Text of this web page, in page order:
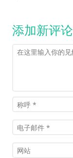
添加新评论